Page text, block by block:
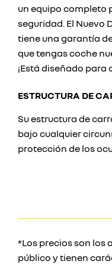
un equipo completo
seguridad. El Nuevo
tiene una garantía
que tengas coche
¡Está diseñado para
ESTRUCTURA DE
Su estructura de
bajo cualquier
protección de los
*Los precios son los
público y tienen